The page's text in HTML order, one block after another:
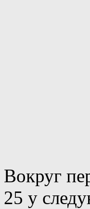
Вокруг
25 у